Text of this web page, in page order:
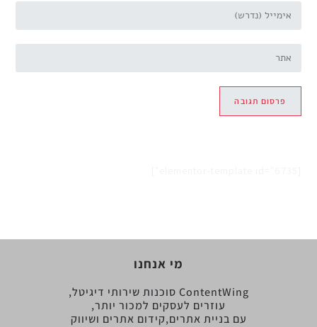
מי אנחנו
ContentWing סוכנות שירותי דיגיטל,
עוזרים לעסקים למכור יותר,
עם בניית אתרים,קידום אתרים ושיווק